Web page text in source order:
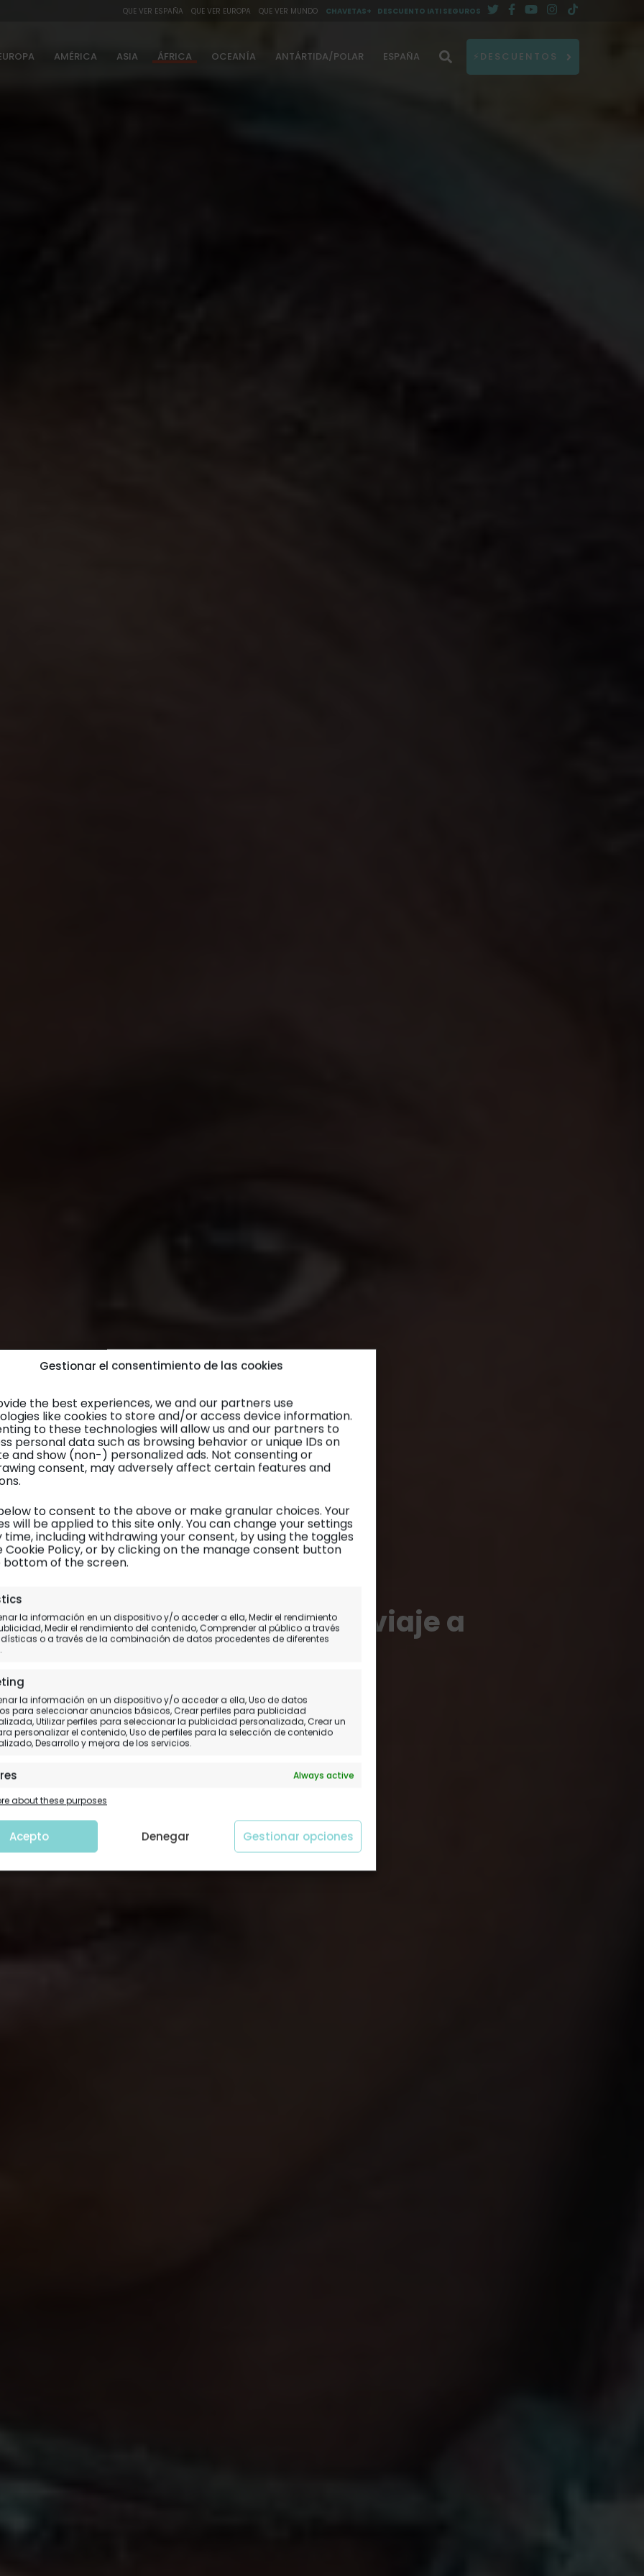
Gestionar el consentimiento de las cookies
the best experiences, we and our partners use
like cookies to store and/or access device information.
to these technologies will allow us and our partners to
personal data such as browsing behavior or unique IDs on
and show (non-) personalized ads. Not consenting or
consent, may adversely affect certain features and
to consent to the above or make granular choices. Your
will be applied to this site only. You can change your settings
time, including withdrawing your consent, by using the toggles
Cookie Policy, or by clicking on the manage consent button
of the screen.
la información en un dispositivo y/o acceder a ella, Medir el rendimiento
Medir el rendimiento del contenido, Comprender al público a través
o a través de la combinación de datos procedentes de diferentes
la información en un dispositivo y/o acceder a ella, Uso de datos
para seleccionar anuncios básicos, Crear perfiles para publicidad
Utilizar perfiles para seleccionar la publicidad personalizada, Crear un
personalizar el contenido, Uso de perfiles para la selección de contenido
Desarrollo y mejora de los servicios.
Always active
Vincular diferentes dispositivos, Identificación de
la seguridad, evitar y detectar fraudes, y
fallos, Ofrecer y presentar publicidad y Always active
about these purposes
Acepto Denegar Gestionar opciones
QUE VER ESPAÑA QUE VER EUROPA QUE VER MUNDO CHAVETAS+ DESCUENTO IATI SEGUROS
AMÉRICA ASIA ÁFRICA OCEANÍA ANTÁRTIDA/POLAR ESPAÑA ⚡DESCUENTOS
instantáneas de un viaje a
Nubia
12. Jartum - Estambul - Madrid - A Coruña